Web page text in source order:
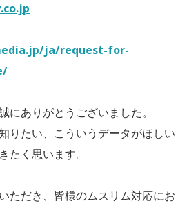
ja/request-for-
にありがとうございました。
りたい、こういうデータがほしい
たく思います。
ただき、皆様のムスリム対応にお